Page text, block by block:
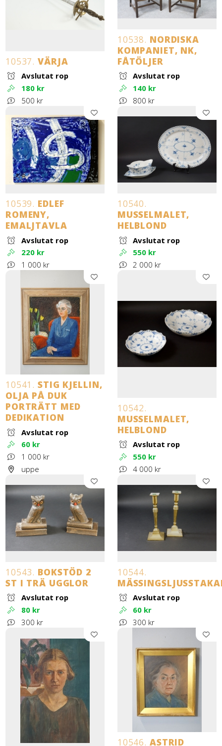
10537. VÄRJA
Avslutat rop
180 kr
500 kr
10538. NORDISKA
KOMPANIET, NK,
FÅTÖLJER
Avslutat rop
140 kr
800 kr
10539. EDLEF
ROMENY,
EMALJTAVLA
Avslutat rop
220 kr
1 000 kr
10540.
MUSSELMALET,
HELBLOND
Avslutat rop
550 kr
2 000 kr
10541. STIG KJELLIN,
OLJA PÅ DUK
PORTRÄTT MED
DEDIKATION
Avslutat rop
60 kr
1 000 kr
uppe
10542.
MUSSELMALET,
HELBLOND
Avslutat rop
550 kr
4 000 kr
10543. BOKSTÖD 2
ST I TRÄ UGGLOR
Avslutat rop
80 kr
300 kr
10544.
Avslutat rop
60 kr
300 kr
10546. ASTRID